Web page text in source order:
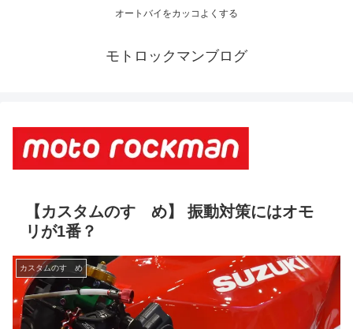
オートバイをカッコよくする
モトロックマンブログ
【カスタムのすゝめ】 振動対策にはオモ
リが1番？
カスタムのすゝめ